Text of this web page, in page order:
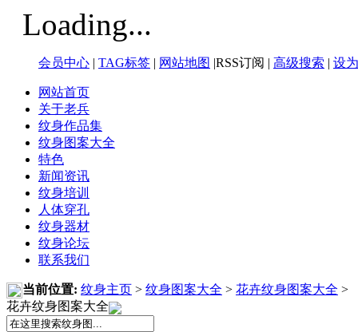
Loading...
会员中心 | TAG标签 | 网站地图 |RSS订阅 | 高级搜索 | 设
网站首页
关于老兵
纹身作品集
纹身图案大全
特色
新闻资讯
纹身培训
人体穿孔
纹身器材
纹身论坛
联系我们
当前位置: 纹身主页 > 纹身图案大全 > 花卉纹身图案大全 >
花卉纹身图案大全